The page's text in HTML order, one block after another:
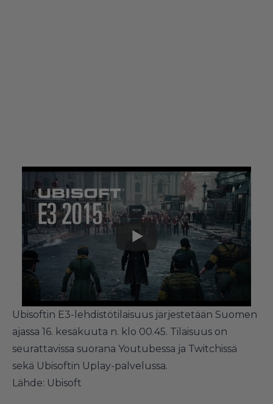
Ubisoftin E3-lehdistötilaisuus järjestetään Suomen
ajassa 16. kesäkuuta n. klo 00.45. Tilaisuus on
seurattavissa suorana Youtubessa ja Twitchissä
sekä Ubisoftin Uplay-palvelussa.
Lähde: Ubisoft